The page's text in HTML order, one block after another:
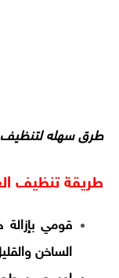
طرق سهله لتنظيف
طريقة تنظيف
قومي بإزالة
الساخن